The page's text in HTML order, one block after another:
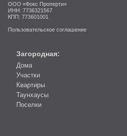
ООО «Фокс Проперти»
ИНН: 7736321567
КПП: 773601001
Пользовательское соглашение
Загородная:
Дома
Участки
Квартиры
Таунхаусы
Поселки